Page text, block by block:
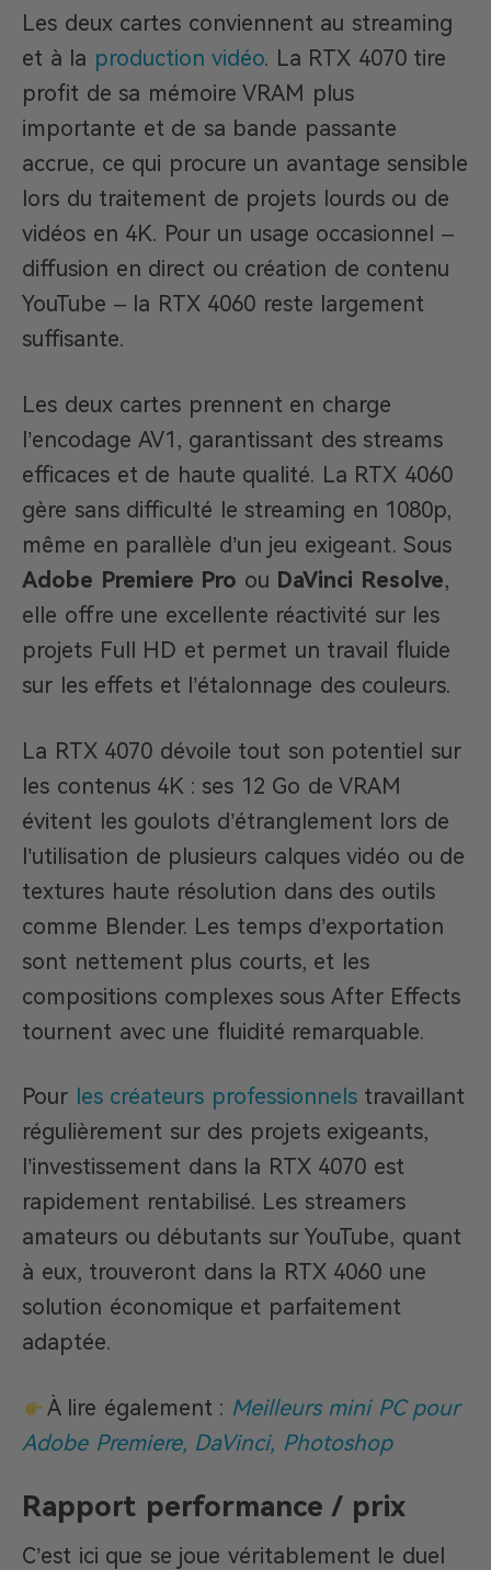
Les deux cartes conviennent au streaming
et à la production vidéo. La RTX 4070 tire
profit de sa mémoire VRAM plus
importante et de sa bande passante
accrue, ce qui procure un avantage sensible
lors du traitement de projets lourds ou de
vidéos en 4K. Pour un usage occasionnel –
diffusion en direct ou création de contenu
YouTube – la RTX 4060 reste largement
suffisante.
Les deux cartes prennent en charge
l’encodage AV1, garantissant des streams
efficaces et de haute qualité. La RTX 4060
gère sans difficulté le streaming en 1080p,
même en parallèle d’un jeu exigeant. Sous
Adobe Premiere Pro ou DaVinci Resolve,
elle offre une excellente réactivité sur les
projets Full HD et permet un travail fluide
sur les effets et l’étalonnage des couleurs.
La RTX 4070 dévoile tout son potentiel sur
les contenus 4K : ses 12 Go de VRAM
évitent les goulots d’étranglement lors de
l’utilisation de plusieurs calques vidéo ou de
textures haute résolution dans des outils
comme Blender. Les temps d’exportation
sont nettement plus courts, et les
compositions complexes sous After Effects
tournent avec une fluidité remarquable.
Pour les créateurs professionnels travaillant
régulièrement sur des projets exigeants,
l’investissement dans la RTX 4070 est
rapidement rentabilisé. Les streamers
amateurs ou débutants sur YouTube, quant
à eux, trouveront dans la RTX 4060 une
solution économique et parfaitement
adaptée.
À lire également : Meilleurs mini PC pour
Adobe Premiere, DaVinci, Photoshop
Rapport performance / prix
C’est ici que se joue véritablement le duel